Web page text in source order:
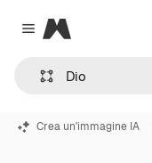
Close menu
Magnific
Crea un'immagine IA